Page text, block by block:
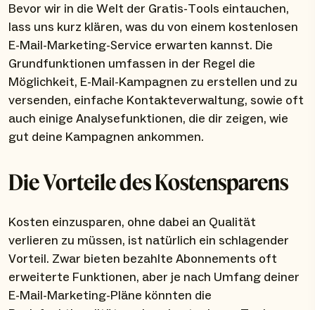
Bevor wir in die Welt der Gratis-Tools eintauchen,
lass uns kurz klären, was du von einem kostenlosen
E-Mail-Marketing-Service erwarten kannst. Die
Grundfunktionen umfassen in der Regel die
Möglichkeit, E-Mail-Kampagnen zu erstellen und zu
versenden, einfache Kontakteverwaltung, sowie oft
auch einige Analysefunktionen, die dir zeigen, wie
gut deine Kampagnen ankommen.
Die Vorteile des Kostensparens
Kosten einzusparen, ohne dabei an Qualität
verlieren zu müssen, ist natürlich ein schlagender
Vorteil. Zwar bieten bezahlte Abonnements oft
erweiterte Funktionen, aber je nach Umfang deiner
E-Mail-Marketing-Pläne könnten die